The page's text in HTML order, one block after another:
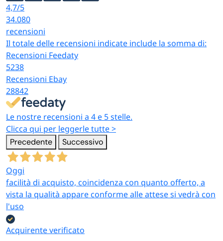
4,7/5
34.080
recensioni
Il totale delle recensioni indicate include la somma di:
Recensioni Feedaty
5238
Recensioni Ebay
28842
Le nostre recensioni a 4 e 5 stelle.
Clicca qui per leggerle tutte >
Precedente Successivo
Oggi
facilità di acquisto, coincidenza con quanto offerto, a
vista la qualità appare conforme alle attese si vedrà con
l'uso
Acquirente verificato